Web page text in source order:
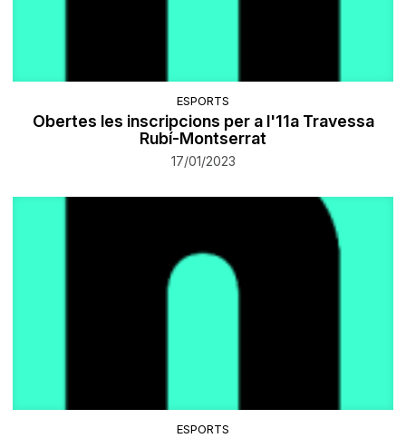
ESPORTS
Obertes les inscripcions per a l'11a Travessa
Rubí-Montserrat
17/01/2023
ESPORTS